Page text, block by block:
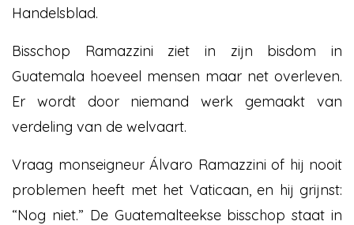
Handelsblad.
Bisschop Ramazzini ziet in zijn bisdom in
Guatemala hoeveel mensen maar net overleven.
Er wordt door niemand werk gemaakt van
verdeling van de welvaart.
Vraag monseigneur Álvaro Ramazzini of hij nooit
problemen heeft met het Vaticaan, en hij grijnst:
“Nog niet.” De Guatemalteekse bisschop staat in